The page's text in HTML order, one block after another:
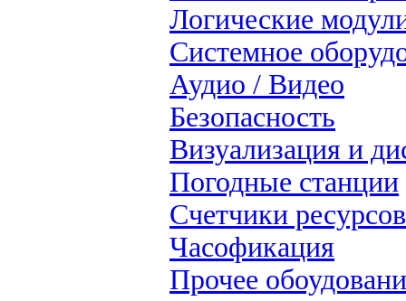
Логические
Системное
Аудио / Видео
Безопасность
Визуализация и
Погодные станции
Счетчики ресурсов
Часофикация
Прочее